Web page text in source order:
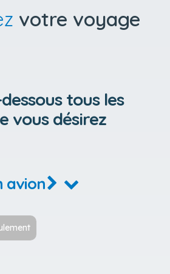
votre voyage
tous les
vous désirez
avion